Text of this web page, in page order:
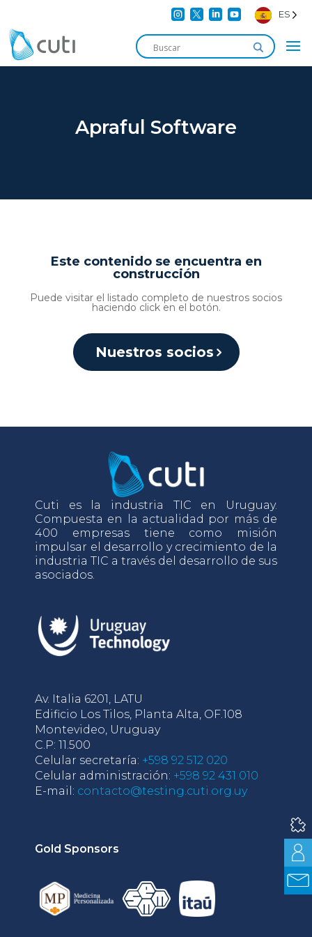
    ES
Apraful Software
Este contenido se encuentra en
construcción
Puede visitar el listado completo de nuestros socios
haciendo click en el botón.
Nuestros socios
Cuti es la industria TIC en Uruguay.
Compuesta en la actualidad por más de
400 empresas tiene como misión
impulsar el desarrollo y crecimiento de la
industria TIC a través del desarrollo de sus
asociados.
Av. Italia 6201, LATU
Edificio Los Tilos, Planta Alta, OF.108
Montevideo, Uruguay
C.P: 11.500
Celular secretaría: +598 92 512 020
Celular administración: +598 92 431 010
E-mail: contacto@testing.cuti.org.uy
Gold Sponsors